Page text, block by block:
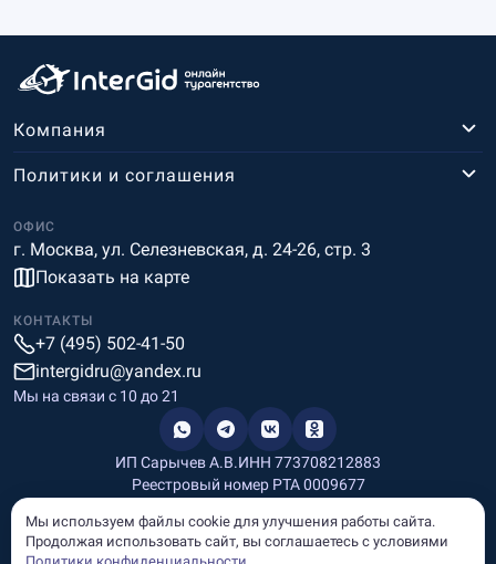
Компания
ОФИС
г. Москва, ул. Селезневская, д. 24-26, стр. 3
Показать на карте
Политики и соглашения
КОНТАКТЫ
+7 (495) 502-41-50
intergidru@yandex.ru
Мы на связи c 10 до 21
ИП Сарычев А.В.ИНН 773708212883
Реестровый номер РТА 0009677
Информация, размещённая на сайте, носит информационный
характер и не является рекламой и публичной офертой.
Мы используем файлы cookie для улучшения работы сайта.
Продолжая использовать сайт, вы соглашаетесь с условиями